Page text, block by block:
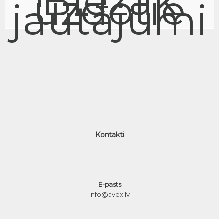
uzdotie
jautājumi
Kontakti
E-pasts
info@avex.lv